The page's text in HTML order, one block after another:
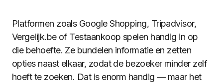
Platformen zoals Google Shopping, Tripadvisor,
Vergelijk.be of Testaankoop spelen handig in op
die behoefte. Ze bundelen informatie en zetten
opties naast elkaar, zodat de bezoeker minder zelf
hoeft te zoeken. Dat is enorm handig — maar het